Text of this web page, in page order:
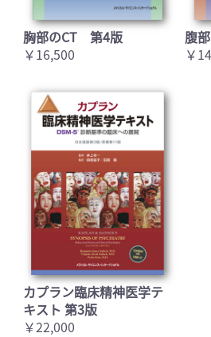
胸部のCT 第4版
￥16,500
腹
￥
カプラン臨床精神医学テ
キスト 第3版
￥22,000